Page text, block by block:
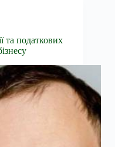
та податкових